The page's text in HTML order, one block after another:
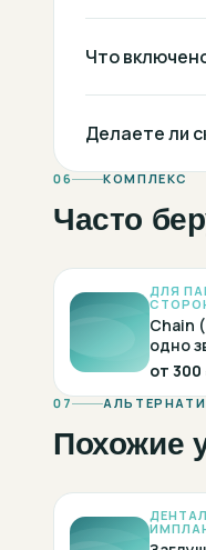
Что
Делаете ли
06 КОМПЛЕКС
Часто
ДЛЯ
Chain
одно
от 300
07
Похожие